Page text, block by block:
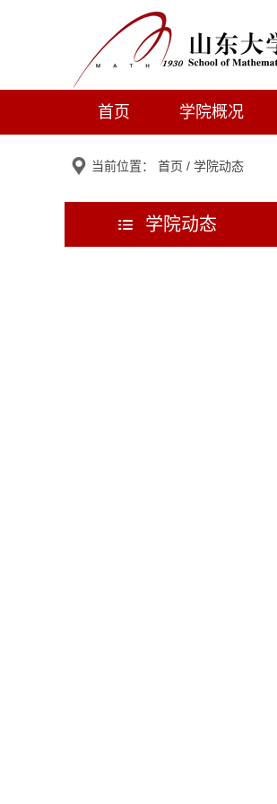
首页 学院概况
当前位置： 首页 / 学院动态
学院动态